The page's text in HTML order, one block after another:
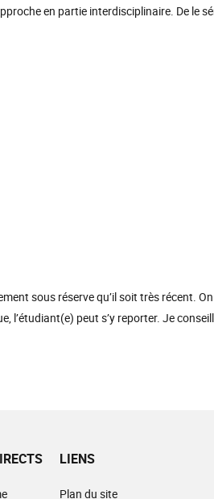
en partie interdisciplinaire. De le
sous réserve qu’il soit très récent.
l’étudiant(e) peut s’y reporter. Je
LIENS
Plan du site